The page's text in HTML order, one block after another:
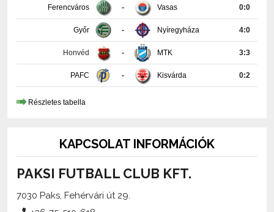
Győr Nyíregyháza 4:0
Honvéd MTK 3:3
PAFC Kisvárda 0:2
Részletes tabella
PAKSI FUTBALL CLUB KFT.
7030 Paks, Fehérvári út 29.